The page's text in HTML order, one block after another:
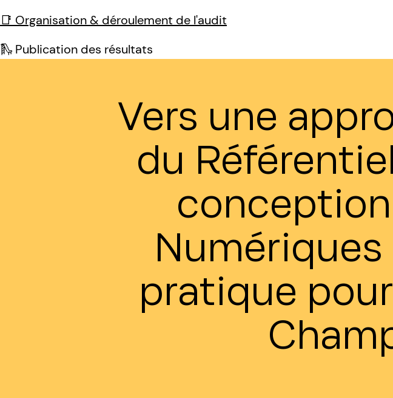
📑 Organisation & déroulement de l'audit
🛝 Publication des résultats
Vers une
du
Numériques
pratique